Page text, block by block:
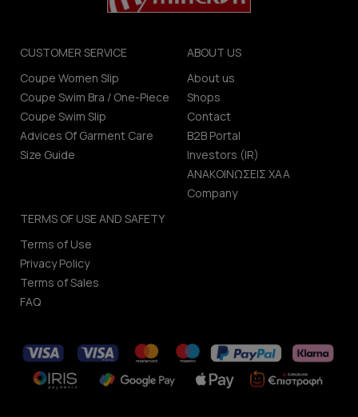
CUSTOMER SERVICE
Coupe Women Slip
Coupe Swim Bra / One-Piece
Coupe Swim Slip
Advices Of Garment Care
Size Guide
ABOUT US
About us
Shops
Contact
B2B Portal
Investors (IR)
ΑΝΑΚΟΙΝΩΣΕΙΣ ΧΑΑ
Company
TERMS OF USE AND SAFETY
Terms of Use
Privacy Policy
Terms of Sales
FAQ